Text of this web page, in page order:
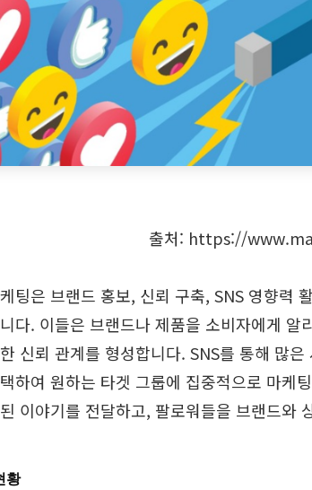
출처: https://
팅은 브랜드 홍보, 신뢰 구축, SNS 영향력
다. 이들은 브랜드나 제품을 소비자에게
신뢰 관계를 형성합니다. SNS를 통해 많
하여 원하는 타겟 그룹에 집중적으로 마케
이야기를 전달하고, 팔로워들을 브랜드와
황